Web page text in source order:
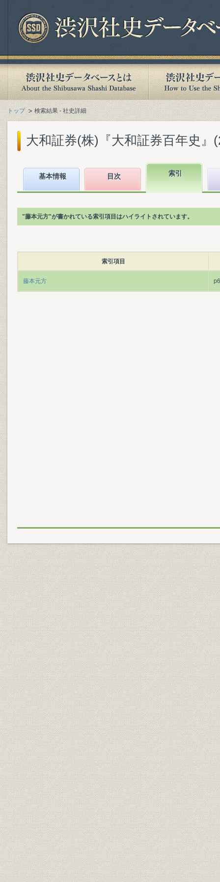
トップ 検索結果 - 社史詳細
大和証券(株)『大和証券百年史』
基本情報 目次 索引
"藤本元方"が書かれている索引項目はハイライトされています。
索引項目
藤本元方